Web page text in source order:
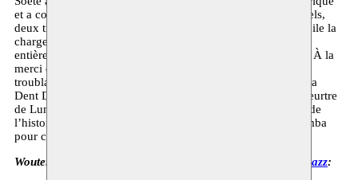
et a conservé quelques incisives comme souvenirs personnels,
deux trophées coloniaux : un acte sinistre dont Natens dévoile la
charge symbolique, historique et politique en se glissant
entièrement dans la peau de l’inspecteur de police colonial. À la
merci de son récit, le public est entraîné dans une quête
troublante sur la complicité, la réparation et la culpabilité. La
Dent Dure prend pour sujet le tissu de récits entourant le meurtre
de Lumumba, tout en dénonçant le caractère dissimulateur de
l’historiographie en mettant en scène l’exécution de Lumumba
pour ce qu’elle est : une violence coloniale calculée.
Wouter Hillaert dans sa critique de Tand Des Tijds dans
Pzazz: